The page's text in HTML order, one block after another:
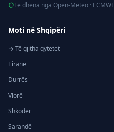
Të dhëna nga Open-Meteo · ECMWF
Moti në Shqipëri
→ Të gjitha qytetet
Tiranë
Durrës
Vlorë
Shkodër
Sarandë